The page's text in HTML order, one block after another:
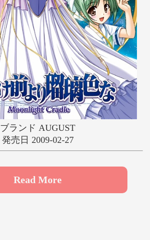
ゆ よ
る れ ろ
わ
ブランド AUGUST
発売日 2009-02-27
Read More